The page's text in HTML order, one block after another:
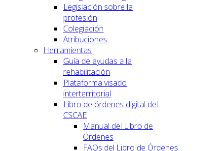
Legislación sobre la
profesión
Colegiación
Atribuciones
Herramientas
Guía de ayudas a la
rehabilitación
Plataforma visado
interterritorial
Libro de órdenes digital del
CSCAE
Manual del Libro de
Órdenes
FAQs del Libro de Órdenes